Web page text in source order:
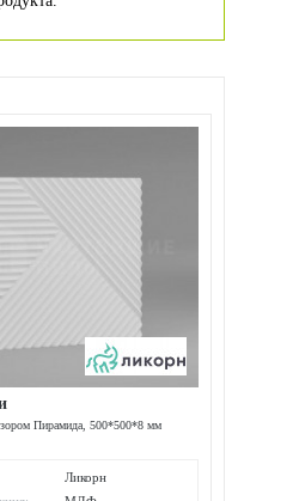
Пирамида, 500*500*8 мм
Ликорн